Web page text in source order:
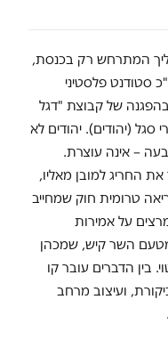
המתרחש רק בכנסת,
סטודנט פלסטיני
של קבוצת "דגל
(יהודים). יהודים לא
– אינה עוצרת.
החריג למובן מאליו,
טרומית חוק שמחייב
על אמירות
השר קיש, שמכהן
בין הדברים עובר קו
ועיצוב מרחב